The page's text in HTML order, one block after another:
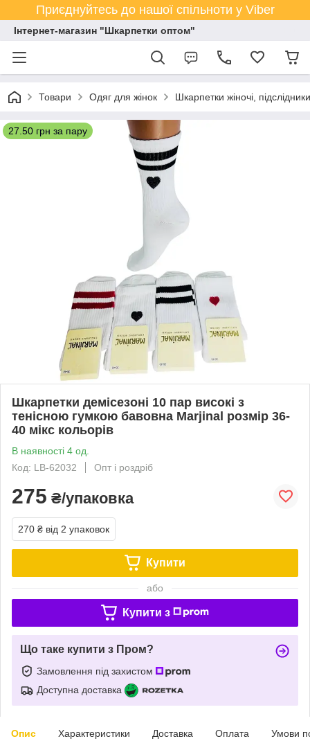
Приєднуйтесь до нашої спільноти у Viber
Інтернет-магазин "Шкарпетки оптом"
Товари Одяг для жінок Шкарпетки жіночі, підслідники
27.50 грн за пару
Шкарпетки демісезоні 10 пар високі з
тенісною гумкою бавовна Marjinal розмір 36-
40 мікс кольорів
В наявності 4 од.
Код: LB-62032
Опт і роздріб
275 ₴/упаковка
270 ₴ від 2 упаковок
Купити
або
Купити з
Що таке купити з Пром?
Замовлення під захистом
Доступна доставка
Опис Характеристики Доставка Оплата Умови